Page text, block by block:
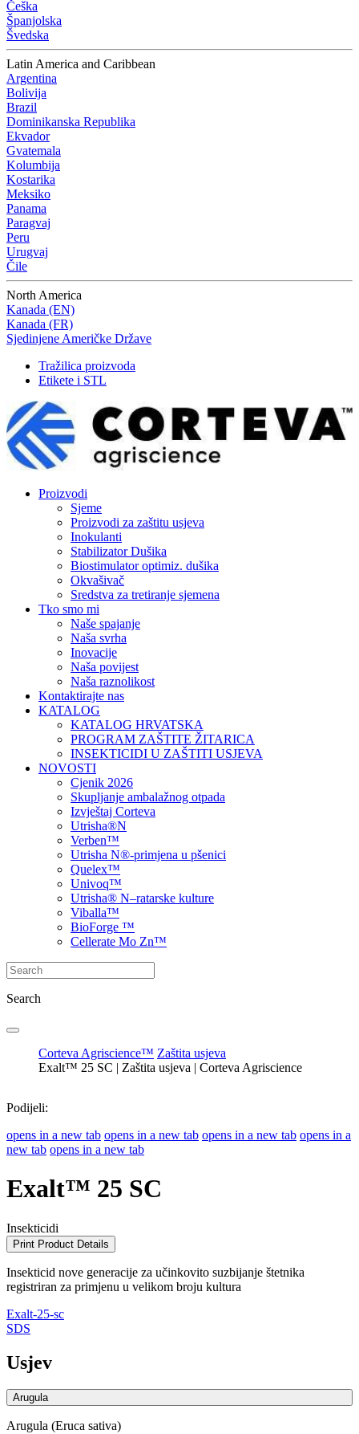
Češka
Španjolska
Švedska
Latin America and Caribbean
Argentina
Bolivija
Brazil
Dominikanska Republika
Ekvador
Gvatemala
Kolumbija
Kostarika
Meksiko
Panama
Paragvaj
Peru
Urugvaj
Čile
North America
Kanada (EN)
Kanada (FR)
Sjedinjene Američke Države
Tražilica proizvoda
Etikete i STL
Proizvodi
Sjeme
Proizvodi za zaštitu usjeva
Inokulanti
Stabilizator Dušika
Biostimulator optimiz. dušika
Okvašivač
Sredstva za tretiranje sjemena
Tko smo mi
Naše spajanje
Naša svrha
Inovacije
Naša povijest
Naša raznolikost
Kontaktirajte nas
KATALOG
KATALOG HRVATSKA
PROGRAM ZAŠTITE ŽITARICA
INSEKTICIDI U ZAŠTITI USJEVA
NOVOSTI
Cjenik 2026
Skupljanje ambalažnog otpada
Izvještaj Corteva
Utrisha®N
Verben™
Utrisha N®-primjena u pšenici
Quelex™
Univoq™
Utrisha® N–ratarske kulture
Viballa™
BioForge ™
Cellerate Mo Zn™
Search
Corteva Agriscience™ Zaštita usjeva
Exalt™ 25 SC | Zaštita usjeva | Corteva Agriscience
Podijeli:
opens in a new tab opens in a new tab opens in a new tab opens in a
new tab opens in a new tab
Exalt™ 25 SC
Insekticidi
Print Product Details
Insekticid nove generacije za učinkovito suzbijanje štetnika
registriran za primjenu u velikom broju kultura
Exalt-25-sc
SDS
Usjev
Arugula
Arugula (Eruca sativa)